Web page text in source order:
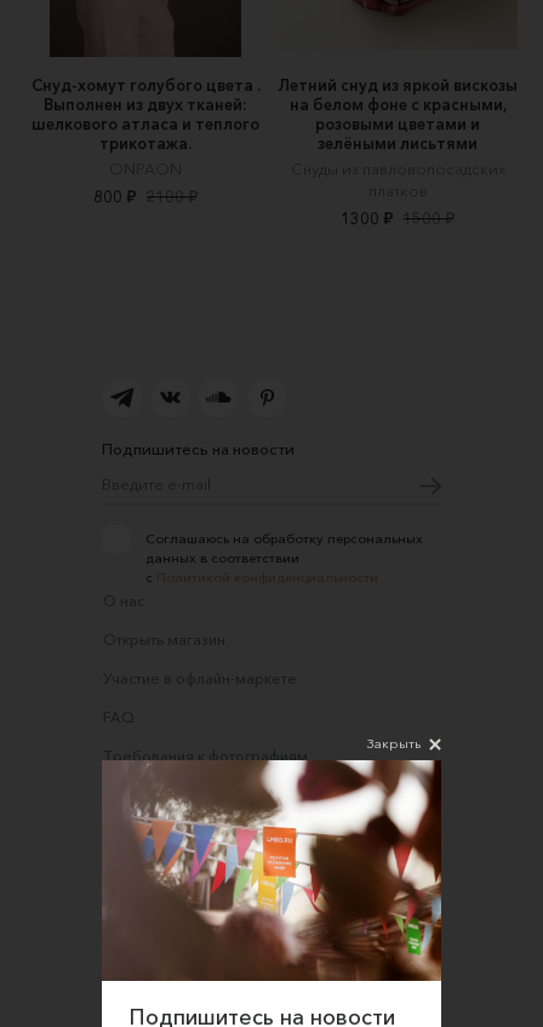
Снуд-хомут голубого цвета .
Выполнен из двух тканей:
шелкового атласа и теплого
трикотажа.
ONPAON
800 ₽ 2100 ₽
Летний снуд из яркой вискозы
на белом фоне с красными,
розовыми цветами и
зелёными лисьтями
Снуды из павловопосадских
платков
1300 ₽ 1500 ₽
Подпишитесь на новости
Соглашаюсь на обработку персональных
данных в соответствии
с
О нас
Открыть магазин
Участие в офлайн-маркете
FAQ
Требования к фотографиям
Обратная связь
Соглашение об оказании услуг
Правила сайта
Оферта для продавцов
Оферта для покупателей
Закрыть
Подпишитесь на новости